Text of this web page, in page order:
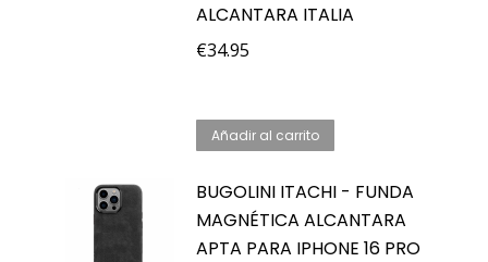
ALCANTARA ITALIA
€34.95
Añadir al carrito
BUGOLINI ITACHI - FUNDA
MAGNÉTICA ALCANTARA
APTA PARA IPHONE 16 PRO